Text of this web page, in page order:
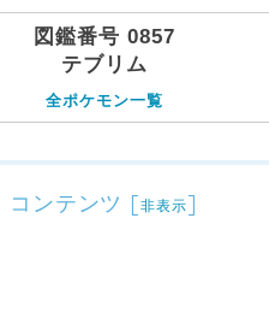
図鑑番号 0857
テブリム
全ポケモン一覧
コンテンツ [非表示]